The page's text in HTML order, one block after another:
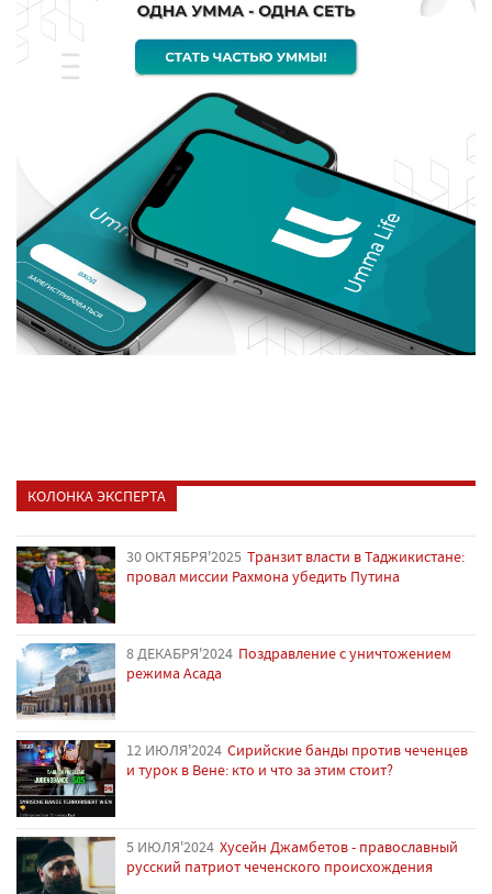
КОЛОНКА ЭКСПЕРТА
30 ОКТЯБРЯ'2025 Транзит власти в Таджикистане:
провал миссии Рахмона убедить Путина
8 ДЕКАБРЯ'2024 Поздравление с уничтожением
режима Асада
12 ИЮЛЯ'2024 Сирийские банды против чеченцев
и турок в Вене: кто и что за этим стоит?
5 ИЮЛЯ'2024 Хусейн Джамбетов - православный
русский патриот чеченского происхождения